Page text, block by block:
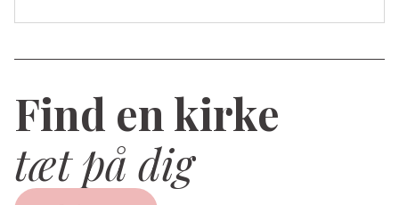
Find en kirke
tæt på dig